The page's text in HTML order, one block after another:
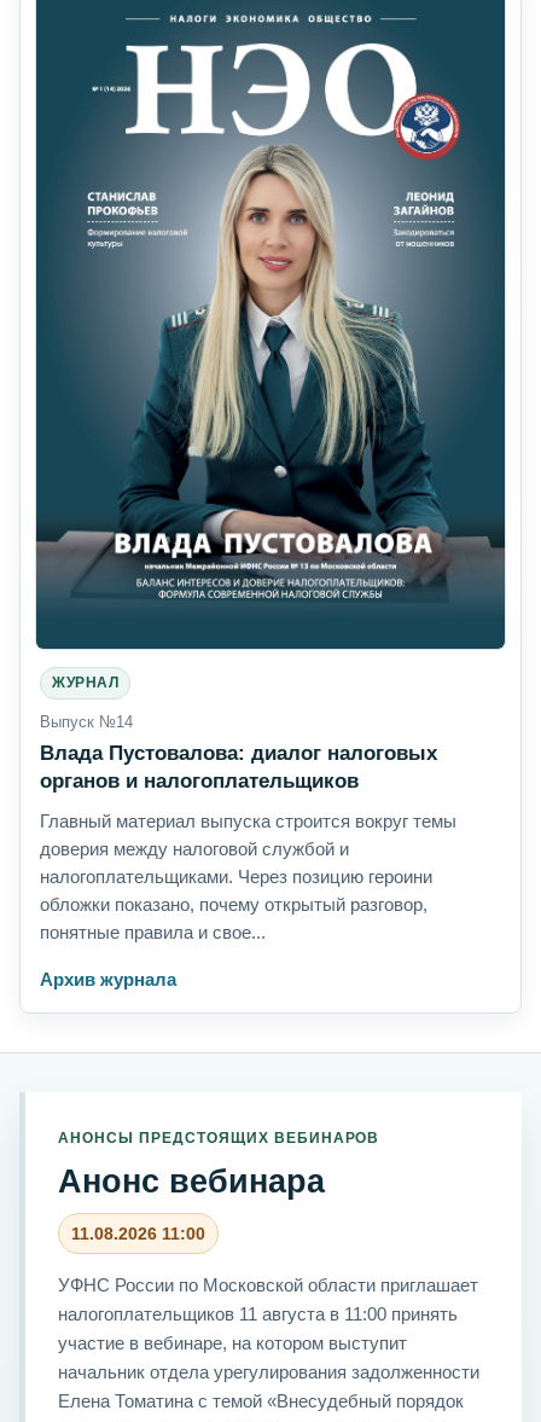
ЖУРНАЛ
Выпуск №14
Влада Пустовалова: диалог налоговых
органов и налогоплательщиков
Главный материал выпуска строится вокруг темы
доверия между налоговой службой и
налогоплательщиками. Через позицию героини
обложки показано, почему открытый разговор,
понятные правила и свое...
Архив журнала
АНОНСЫ ПРЕДСТОЯЩИХ ВЕБИНАРОВ
Анонс вебинара
11.08.2026 11:00
УФНС России по Московской области приглашает
налогоплательщиков 11 августа в 11:00 принять
участие в вебинаре, на котором выступит
начальник отдела урегулирования задолженности
Елена Томатина с темой «Внесудебный порядок